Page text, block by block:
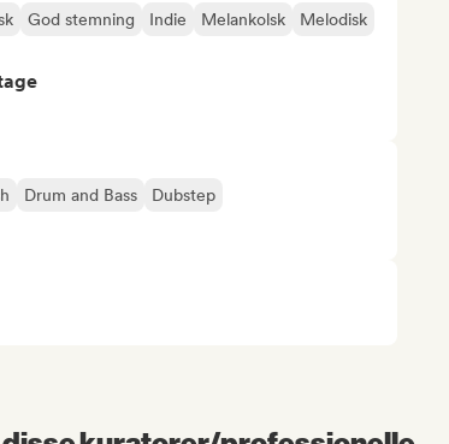
God stemning Indie Melankolsk
Melodisk
Drum and Bass
Dubstep